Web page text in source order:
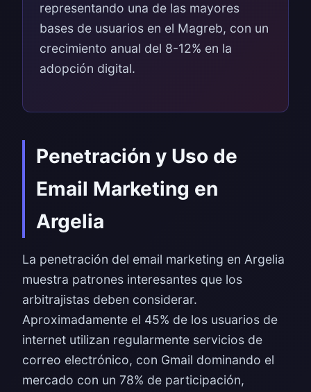
representando una de las mayores
bases de usuarios en el Magreb, con un
crecimiento anual del 8-12% en la
adopción digital.
Penetración y Uso de
Email Marketing en
Argelia
La penetración del email marketing en Argelia
muestra patrones interesantes que los
arbitrajistas deben considerar.
Aproximadamente el 45% de los usuarios de
internet utilizan regularmente servicios de
correo electrónico, con Gmail dominando el
mercado con un 78% de participación,